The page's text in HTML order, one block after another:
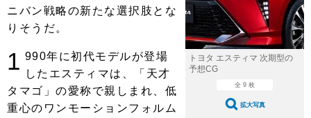
自動車豆知識 ストップ！不具合修理＆粗悪修理
鈑金・塗装
ディテイリング 洗車
ヘッドライト磨き コーティング
フィルム・ラッピング
鈑金・塗装
防錆
ストップ 不具合修理＆粗悪修理
カーメーカー「旧車」関連プロジェ
クト
コラム
ショップ紹介
ショップレポート プロショップ検索
レストア
トヨタ エスティマ 次期型の
予想CG
全 9 枚
拡大写真
ニバン戦略の新たな選択肢とな
りそうだ。
1 990年に初代モデルが登場
したエスティマは、「天才
タマゴ」の愛称で親しまれ、低
重心のワンモーションフォルム